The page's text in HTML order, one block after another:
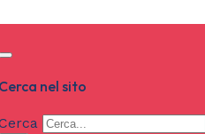
Cerca nel sito